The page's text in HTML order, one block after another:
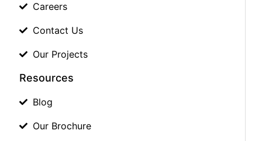
Careers
Contact Us
Our Projects
Resources
Blog
Our Brochure